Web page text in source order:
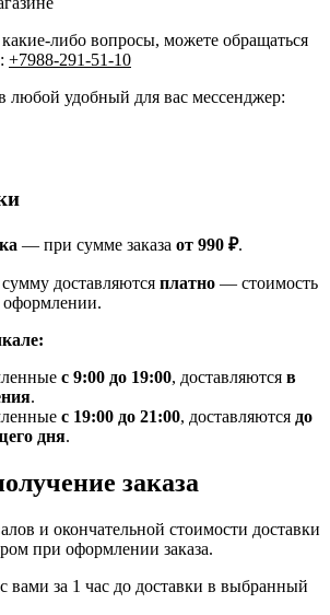
либо вопросы, можете обращаться
+7988-291-51-10
любой удобный для вас мессенджер:
— при сумме заказа от 990 ₽.
доставляются платно — стоимость
оформлении.
с 9:00 до 19:00, доставляются в
.
с 19:00 до 21:00, доставляются до
дня.
заказа
и окончательной стоимости доставки
при оформлении заказа.
вами за 1 час до доставки в выбранный